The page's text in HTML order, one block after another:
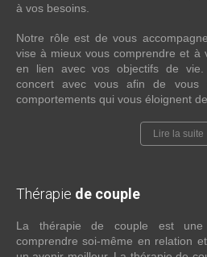
à vos besoins.
Notre rôle est de vous
vise à mieux vous comprendre et à
en lien avec vos objectifs de
concert avec vous afin de vous
comportements qui vous éloignent
Lire la suite
Thérapie de couple
La thérapie de couple est
comprendre soi-même en relation